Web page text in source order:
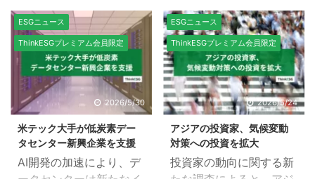
足を圧倒的な技術と国産
の自然資源で克服し、電
子（エレクトロン）を基
盤に「アジアの世紀」を
切り拓く同レポートの核
心に迫る。＊１ COP31
が位置づける「電化」 気
候変動対策において長年
地味 ...
る。本記事では、電化が
もたらす莫大な経済効果
から、国際交渉の裏で渦
巻く地政学的な対立や気
候資金の壁まで、議論の
全貌について解説する。
国連気候変動枠組条約第
31回締約国会議(COP31
...
トゼロを目指す組織向け
規格（ISO 14060）」に
関するパブリックコメン
ト募集を開始した。ISO
14060規格は、企業のネ
ットゼロ目標、移行計
画、および温室効果ガス
（GHG）報告のための、
統一された国際的に認め
られた枠組みを確立する
いて、その評価基準のあ
り方が大きな転換点を迎
えている。本記事では、
企業の脱炭素対策を巡る
主要な世界的基準設定機
関であるSBTi（サイエン
ス・ベースド・ターゲッ
ツ・イニシアチブ）が発
表した新たなルールブッ
クを巡る議論と、その背
ESGニュース
ThinkESGプレミアム会員限定
2026/5/30
米テック大手が低炭素デー
タセンター新興企業を支援
AI開発の加速により、デ
ESGニュース
ThinkESGプレミアム会員限定
2026/5/24
アジアの投資家、気候変動
対策への投資を拡大
投資家の動向に関する新